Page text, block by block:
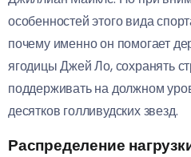
особенностей этого вида
почему именно он помогает
ягодицы Джей Ло, сохранять
поддерживать на должном
десятков голливудских звезд.
Распределение